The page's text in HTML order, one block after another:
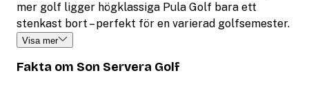
mer golf ligger högklassiga Pula Golf bara ett
stenkast bort – perfekt för en varierad golfsemester.
Visa mer
Fakta om Son Servera Golf